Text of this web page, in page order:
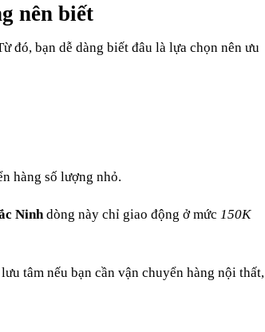
nên biết
đó, bạn dễ dàng biết đâu là lựa chọn nên ưu
hàng số lượng nhỏ.
Ninhdòng này chỉ giao động ở mức 150K
tâm nếu bạn cần vận chuyển hàng nội thất,